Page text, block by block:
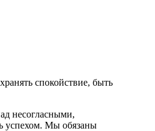
спокойствие, быть
несогласными,
успехом. Мы обязаны